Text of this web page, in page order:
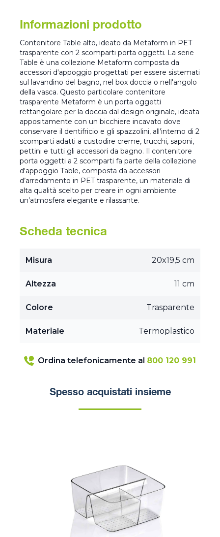
Informazioni prodotto
Contenitore Table alto, ideato da Metaform in PET
trasparente con 2 scomparti porta oggetti. La serie
Table è una collezione Metaform composta da
accessori d'appoggio progettati per essere sistemati
sul lavandino del bagno, nel box doccia o nell'angolo
della vasca. Questo particolare contenitore
trasparente Metaform è un porta oggetti
rettangolare per la doccia dal design originale, ideata
appositamente con un bicchiere incavato dove
conservare il dentifricio e gli spazzolini, all’interno di 2
scomparti adatti a custodire creme, trucchi, saponi,
pettini e tutti gli accessori da bagno. Il contenitore
porta oggetti a 2 scomparti fa parte della collezione
d'appoggio Table, composta da accessori
d’arredamento in PET trasparente, un materiale di
alta qualità scelto per creare in ogni ambiente
un’atmosfera elegante e rilassante.
Scheda tecnica
Misura 20x19,5 cm
Altezza 11 cm
Colore Trasparente
Materiale Termoplastico
Ordina telefonicamente al 800 120 991
Spesso acquistati insieme